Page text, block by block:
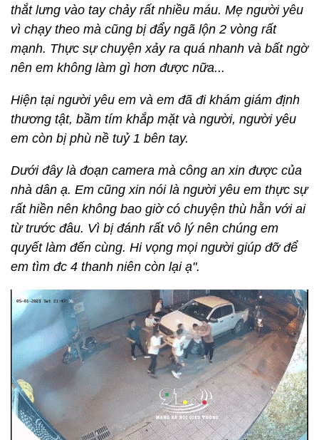
thắt lưng vào tay chảy rất nhiều máu. Mẹ người yêu
vì chạy theo mà cũng bị đẩy ngã lộn 2 vòng rất
mạnh. Thực sự chuyện xảy ra quá nhanh và bất ngờ
nên em không làm gì hơn được nữa...
Hiện tại người yêu em và em đã đi khám giám định
thương tật, bầm tím khắp mặt và người, người yêu
em còn bị phù nề tuỷ 1 bên tay.
Dưới đây là đoạn camera mà công an xin được của
nhà dân ạ. Em cũng xin nói là người yêu em thực sự
rất hiền nên không bao giờ có chuyện thù hằn với ai
từ trước đâu. Vì bị đánh rất vô lý nên chúng em
quyết làm đến cùng. Hi vọng mọi người giúp đỡ để
em tìm đc 4 thanh niên còn lại ạ".